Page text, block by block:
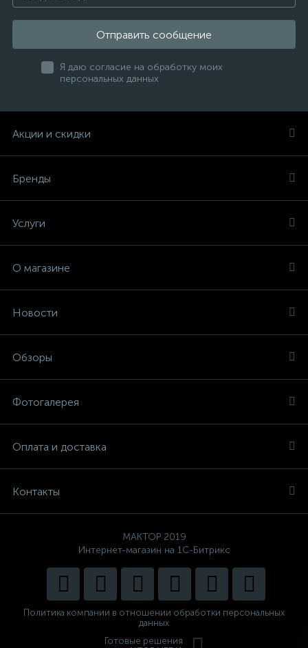
Отправить сообщение
Я даю согласие на обработку моих
персональных данных
Акции и скидки
Бренды
Услуги
О магазине
Новости
Обзоры
Фотогалерея
Оплата и доставка
Контакты
MAKTOP 2019
Интернет-магазин на 1С-Битрикс
Политика компании в отношении обработки персональных
данных
Готовые решения